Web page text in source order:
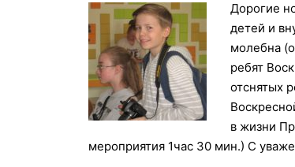
Дорогие
детей и
молебна
ребят
отснятых
в жизни
мероприятия 1час 30 мин.) С